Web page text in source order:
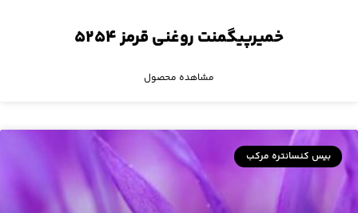
خمیرپیگمنت روغنی قرمز ۵۲۵۴
مشاهده محصول
بیس کنسانتره مرکب